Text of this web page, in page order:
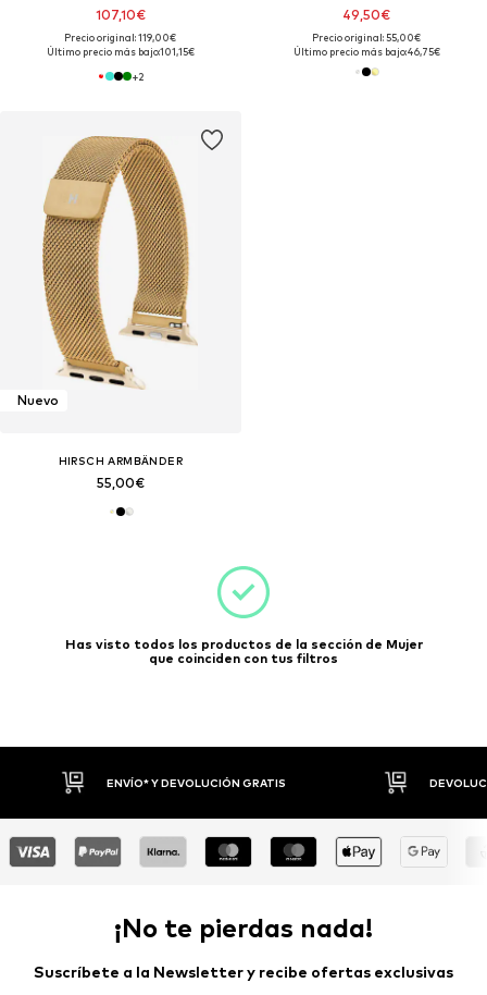
107,10€
Precio original: 119,00€
Último precio más bajo:101,15€
+2
49,50€
Precio original: 55,00€
Último precio más bajo:46,75€
Nuevo
HIRSCH ARMBÄNDER
55,00€
Has visto todos los productos de la sección de Mujer
que coinciden con tus filtros
ENVÍO* Y DEVOLUCIÓN GRATIS
¡No te pierdas nada!
Suscríbete a la Newsletter y recibe ofertas exclusivas